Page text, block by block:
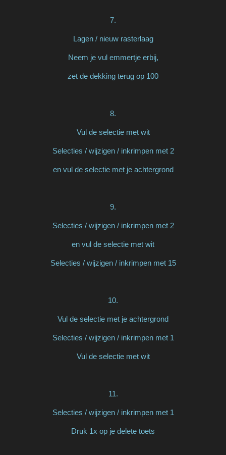
7.
Lagen / nieuw rasterlaag
Neem je vul emmertje erbij,
zet de dekking terug op 100
8.
Vul de selectie met wit
Selecties / wijzigen / inkrimpen met 2
en vul de selectie met je achtergrond
9.
Selecties / wijzigen / inkrimpen met 2
en vul de selectie met wit
Selecties / wijzigen / inkrimpen met 15
10.
Vul de selectie met je achtergrond
Selecties / wijzigen / inkrimpen met 1
Vul de selectie met wit
11.
Selecties / wijzigen / inkrimpen met 1
Druk 1x op je delete toets